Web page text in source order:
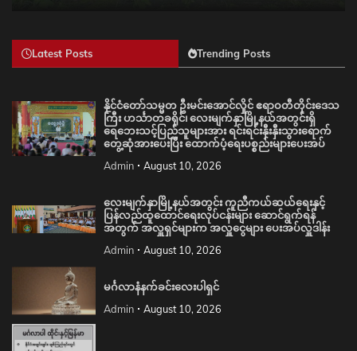
Latest Posts Trending Posts
နိုင်ငံတော်သမ္မတ ဦးမင်းအောင်လှိုင် ဧရာဝတီတိုင်းဒေသ
ကြီး ဟင်္သာတခရိုင်၊ လေးမျက်နှာမြို့နယ်အတွင်းရှိ
ရေဘေးသင့်ပြည်သူများအား ရင်းရင်းနှီးနှီးသွားရောက်
တွေ့ဆုံအားပေးပြီး ထောက်ပံ့ရေးပစ္စည်းများပေးအပ်
Admin August 10, 2026
လေးမျက်နှာမြို့နယ်အတွင်း ကူညီကယ်ဆယ်ရေးနှင့်
ပြန်လည်ထူထောင်ရေးလုပ်ငန်းများ ဆောင်ရွက်ရန်
အတွက် အလှူရှင်များက အလှူငွေများ ပေးအပ်လှူဒါန်း
Admin August 10, 2026
မင်္ဂလာနံနက်ခင်းလေးပါရှင်
Admin August 10, 2026